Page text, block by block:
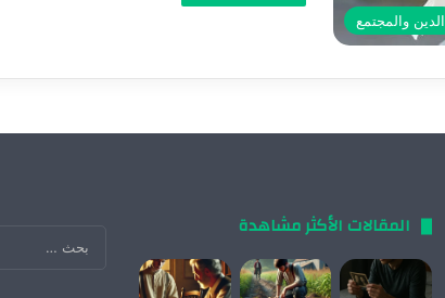
الدين والمجتمع
المقالات الأكثر مشاهدة